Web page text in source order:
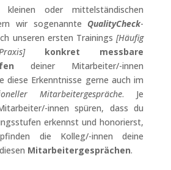
oder mittelständischen
wir sogenannte QualityCheck-
unseren ersten Trainings[Häufig
konkret messbare
deiner Mitarbeiter/-innen
diese Erkenntnisse gerne auch im
Mitarbeitergespräche. Je
innen spüren, dass du
erkennst und honorierst,
die Kolleg/-innen deine
Mitarbeitergesprächen.